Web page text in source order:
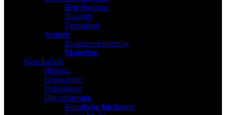
Betriebsklima
Diversity
Teamarbeit
Vertrieb
Kundenorientierung
Marketing
Gesellschaft
Bildung
Demografie
Demokratie
Digitalisierung
Künstliche Intelligenz